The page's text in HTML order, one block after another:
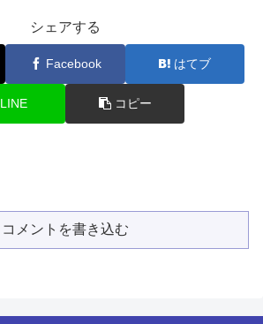
シェアする
Facebook はてブ
LINE コピー
コメントを書き込む